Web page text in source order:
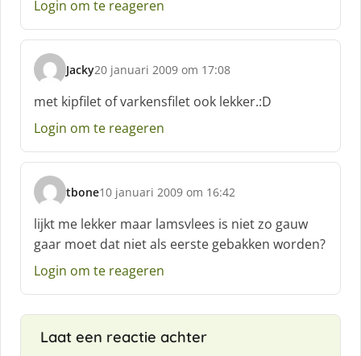
Login om te reageren
Jacky
s
h
r
e
f
:
20 januari 2009 om 17:08
met kipfilet of varkensfilet ook lekker.:D
Login om te reageren
tbone
s
c
h
r
e
:
10 januari 2009 om 16:42
lijkt me lekker maar lamsvlees is niet zo gauw
gaar moet dat niet als eerste gebakken worden?
Login om te reageren
Laat een reactie achter